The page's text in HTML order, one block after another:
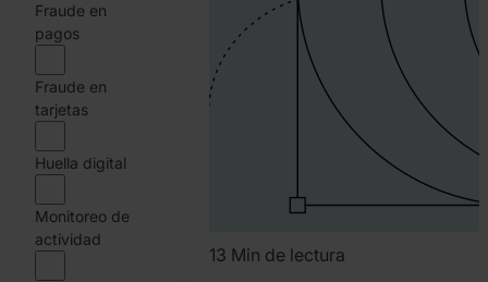
Fraude en
pagos
Fraude en
tarjetas
Huella digital
Monitoreo de
actividad
13 Min de lectura